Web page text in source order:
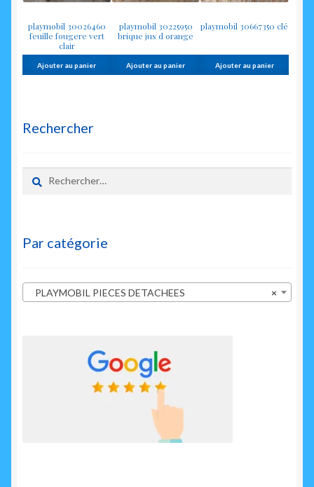
playmobil 30026460
feuille fougere vert
clair
Ajouter au panier
playmobil 30225950
brique jus d orange
Ajouter au panier
playmobil 30667350 clé
Ajouter au panier
Rechercher
Rechercher :
Par catégorie
×
PLAYMOBIL PIECES DETACHEES